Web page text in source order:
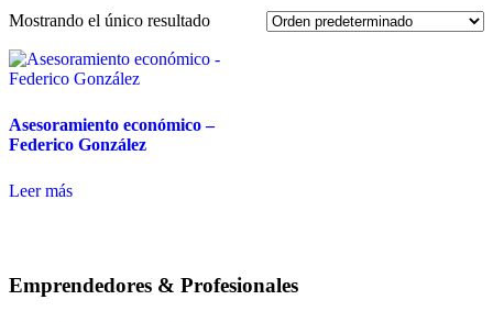
Mostrando el único resultado
Asesoramiento económico –
Federico González
Leer más
Emprendedores & Profesionales